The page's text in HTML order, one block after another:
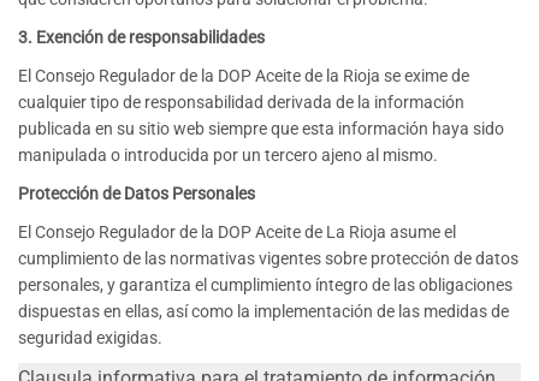
3. Exención de responsabilidades
El Consejo Regulador de la DOP Aceite de la Rioja se exime de
cualquier tipo de responsabilidad derivada de la información
publicada en su sitio web siempre que esta información haya sido
manipulada o introducida por un tercero ajeno al mismo.
Protección de Datos Personales
El Consejo Regulador de la DOP Aceite de La Rioja asume el
cumplimiento de las normativas vigentes sobre protección de datos
personales, y garantiza el cumplimiento íntegro de las obligaciones
dispuestas en ellas, así como la implementación de las medidas de
seguridad exigidas.